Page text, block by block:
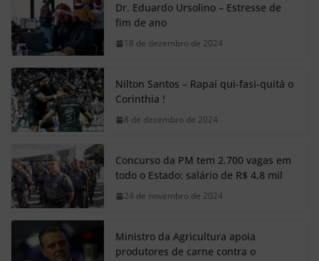
Dr. Eduardo Ursolino – Estresse de
fim de ano
18 de dezembro de 2024
Nilton Santos – Rapai qui-fasi-quitá o
Corinthia !
8 de dezembro de 2024
Concurso da PM tem 2.700 vagas em
todo o Estado: salário de R$ 4,8 mil
24 de novembro de 2024
Ministro da Agricultura apoia
produtores de carne contra o